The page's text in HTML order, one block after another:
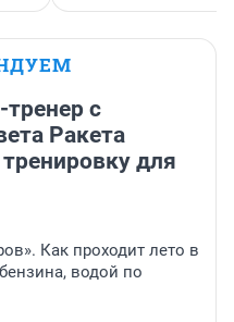
с
Ракета
для
Как проходит лето в
водой по